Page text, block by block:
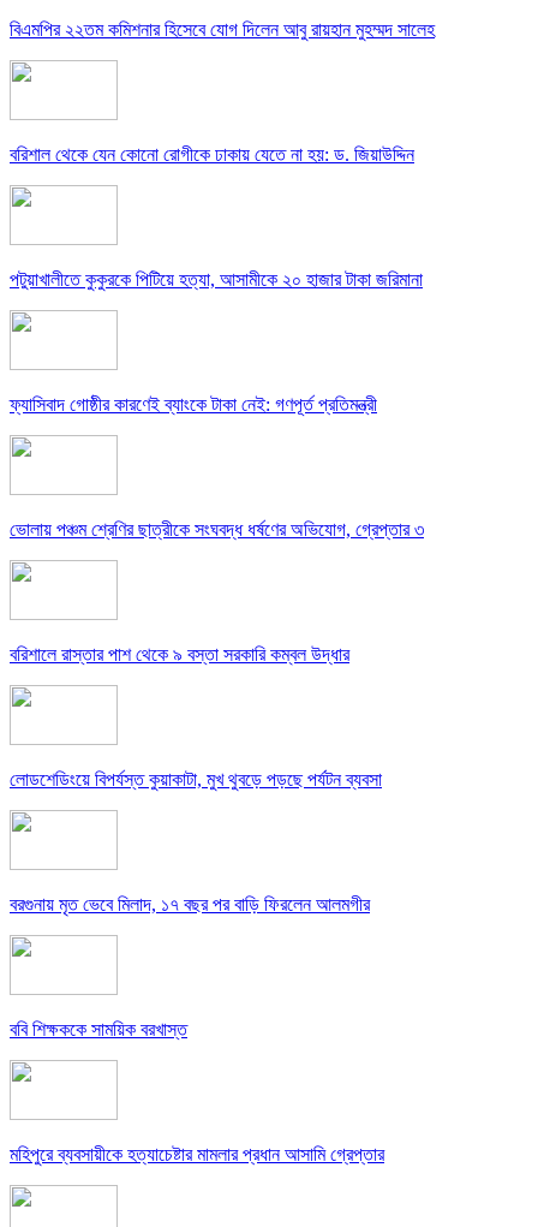
বিএমপির ২২তম কমিশনার হিসেবে যোগ দিলেন আবু রায়হান মুহম্মদ সালেহ
বরিশাল থেকে যেন কোনো রোগীকে ঢাকায় যেতে না হয়: ড. জিয়াউদ্দিন
পটুয়াখালীতে কুকুরকে পিটিয়ে হত্যা, আসামীকে ২০ হাজার টাকা জরিমানা
ফ্যাসিবাদ গোষ্ঠীর কারণেই ব্যাংকে টাকা নেই: গণপূর্ত প্রতিমন্ত্রী
ভোলায় পঞ্চম শ্রেণির ছাত্রীকে সংঘবদ্ধ ধর্ষণের অভিযোগ, গ্রেপ্তার ৩
বরিশালে রাস্তার পাশ থেকে ৯ বস্তা সরকারি কম্বল উদ্ধার
লোডশেডিংয়ে বিপর্যস্ত কুয়াকাটা, মুখ থুবড়ে পড়ছে পর্যটন ব্যবসা
বরগুনায় মৃত ভেবে মিলাদ, ১৭ বছর পর বাড়ি ফিরলেন আলমগীর
ববি শিক্ষককে সাময়িক বরখাস্ত
মহিপুরে ব্যবসায়ীকে হত্যাচেষ্টার মামলার প্রধান আসামি গ্রেপ্তার